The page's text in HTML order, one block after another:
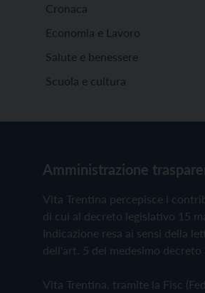
Cronaca
Economia e Lavoro
Salute e benessere
Scuola e cultura
Amministrazione
Vita Trentina percepisce i
di cui al decreto legislativo 15
Indicazione resa ai sensi della
dell'art. 5 del medesimo decreto
Vita Trentina, tramite la Fisc